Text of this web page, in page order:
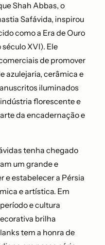
Shah Abbas, o
Safávida, inspirou
como a Era de Ouro
XVI). Ele
de promover
azulejaria, cerâmica e
iluminados
florescente e
da encadernação e
tenha chegado
um grande e
e estabelecer a Pérsia
e artística. Em
e cultura
brilha
tem a honra de